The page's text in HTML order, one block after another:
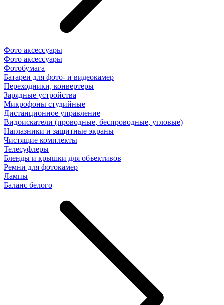
Фото аксессуары
Фото аксессуары
Фотобумага
Батареи для фото- и видеокамер
Переходники, конвертеры
Зарядные устройства
Микрофоны студийные
Дистанционное управление
Видоискатели (проводные, беспроводные, угловые)
Наглазники и защитные экраны
Чистящие комплекты
Телесуфлеры
Бленды и крышки для объективов
Ремни для фотокамер
Лампы
Баланс белого